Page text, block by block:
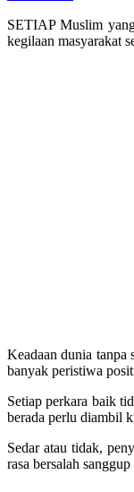
SETIAP Muslim
kegilaan masyarakat
Keadaan dunia tanpa
banyak peristiwa
Setiap perkara baik
berada perlu diambil
Sedar atau tidak,
rasa bersalah